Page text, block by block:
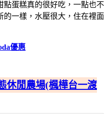
點蛋糕真的很好吃，一點也不
一樣，水壓很大，住在裡面
優惠
休閒農場(楓樺台一渡